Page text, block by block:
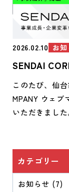
2026.02.10 お知
SENDAI
社記事が掲
このたび、仙
MPANY ウェブ
いただきまし
s://
pany-1358/ 今
層価値あるサ
カテゴリー
お知らせ (7)